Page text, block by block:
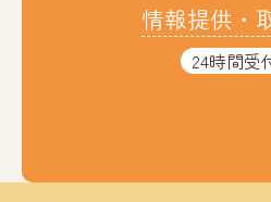
情報提供・
24時間受